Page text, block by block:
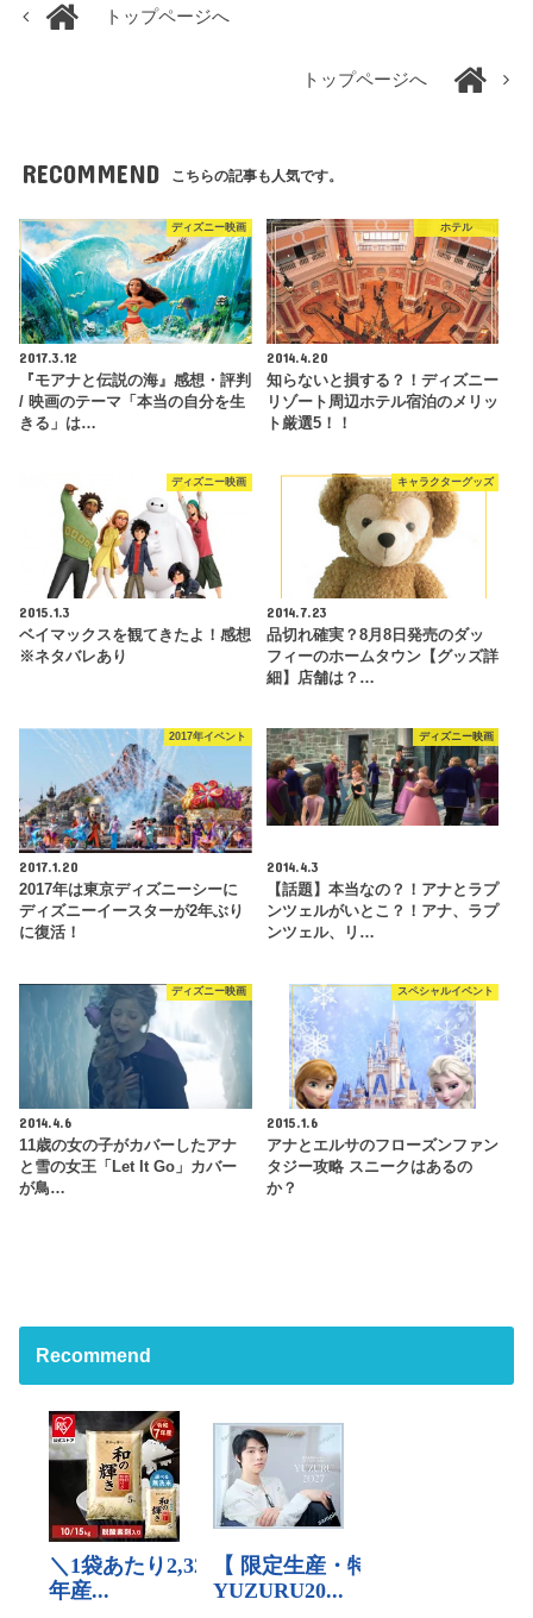
トップページへ
トップページへ
RECOMMEND こちらの記事も人気です。
ディズニー映画
2017.3.12
『モアナと伝説の海』感想・評判
/ 映画のテーマ「本当の自分を生
きる」は…
ホテル
2014.4.20
知らないと損する？！ディズニー
リゾート周辺ホテル宿泊のメリッ
ト厳選5！！
ディズニー映画
2015.1.3
ベイマックスを観てきたよ！感想
※ネタバレあり
キャラクターグッズ
2014.7.23
品切れ確実？8月8日発売のダッ
フィーのホームタウン【グッズ詳
細】店舗は？…
2017年イベント
2017.1.20
2017年は東京ディズニーシーに
ディズニーイースターが2年ぶり
に復活！
ディズニー映画
2014.4.3
【話題】本当なの？！アナとラプ
ンツェルがいとこ？！アナ、ラプ
ンツェル、リ…
ディズニー映画
2014.4.6
11歳の女の子がカバーしたアナ
と雪の女王「Let It Go」カバー
が鳥…
スペシャルイベント
2015.1.6
アナとエルサのフローズンファン
タジー攻略 スニークはあるの
か？
Recommend